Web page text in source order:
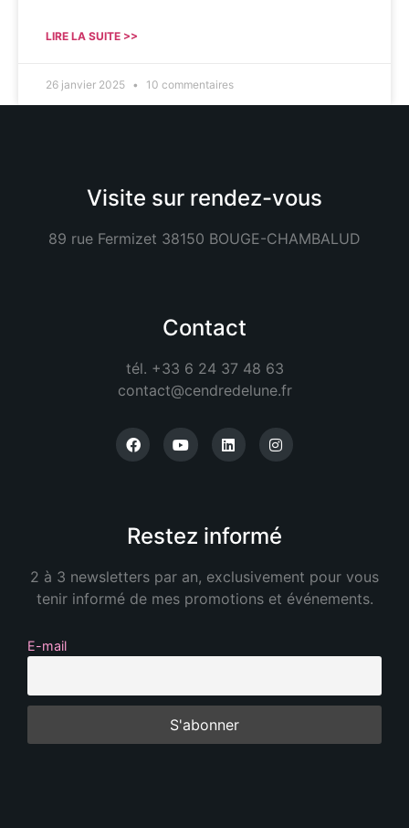
LIRE LA SUITE >>
26 janvier 2025 10 commentaires
Visite sur rendez-vous
89 rue Fermizet 38150 BOUGE-CHAMBALUD
Contact
tél. +33 6 24 37 48 63
contact@cendredelune.fr
Restez informé
2 à 3 newsletters par an, exclusivement pour vous
tenir informé de mes promotions et événements.
E-mail